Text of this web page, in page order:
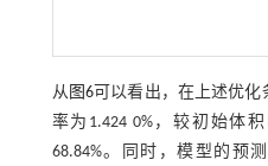
从图6可以看出，在上述优化
率为1.424 0%，较初始体
68.84%。同时，模型的预